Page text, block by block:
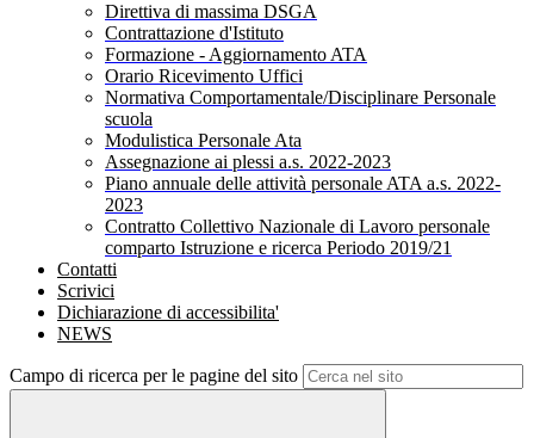
Direttiva di massima DSGA
Contrattazione d'Istituto
Formazione - Aggiornamento ATA
Orario Ricevimento Uffici
Normativa Comportamentale/Disciplinare Personale
scuola
Modulistica Personale Ata
Assegnazione ai plessi a.s. 2022-2023
Piano annuale delle attività personale ATA a.s. 2022-
2023
Contratto Collettivo Nazionale di Lavoro personale
comparto Istruzione e ricerca Periodo 2019/21
Contatti
Scrivici
Dichiarazione di accessibilita'
NEWS
Campo di ricerca per le pagine del sito